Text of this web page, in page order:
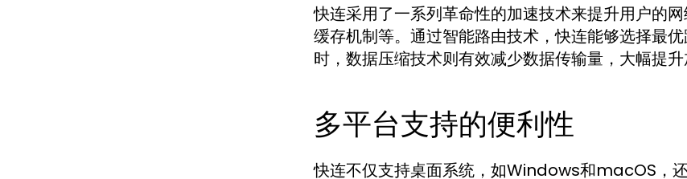
快连采用了一系列革命性的加速技术来提升用户的
缓存机制等。通过智能路由技术，快连能够选择最
时，数据压缩技术则有效减少数据传输量，大幅提
多平台支持的便利性
快连不仅支持桌面系统，如Windows和macOS，